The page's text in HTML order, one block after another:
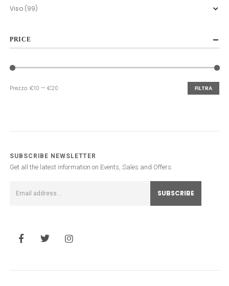
Viso (99)
PRICE
FILTRA
Prezzo:€10 —€20
SUBSCRIBE NEWSLETTER
Get all the latest information on Events, Sales and Offers.